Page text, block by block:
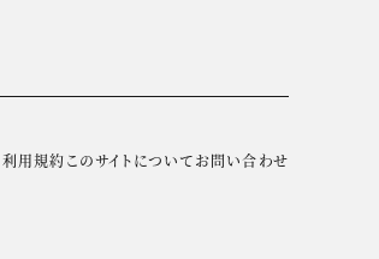
利用規約このサイトについてお問い合わせ